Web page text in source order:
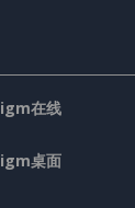
在线
桌面